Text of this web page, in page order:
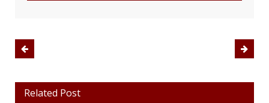
Related Post